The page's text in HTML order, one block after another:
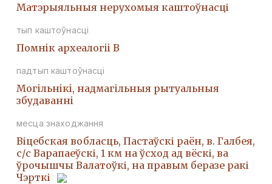
Матэрыяльныя нерухомыя каштоўнасці
тып каштоўнасці
Помнiк археалогii В
падтып каштоўнасці
Могiльнiкi, надмагiльныя рытуальныя
збудаваннi
месца знаходжання
Віцебская вобласць, Пастаўскі раён, в. Галбея,
с/с Варапаеўскі, 1 км на ўсход ад вёскі, ва
ўрочышчы Валатоўкі, на правым беразе ракі
Чэрткі